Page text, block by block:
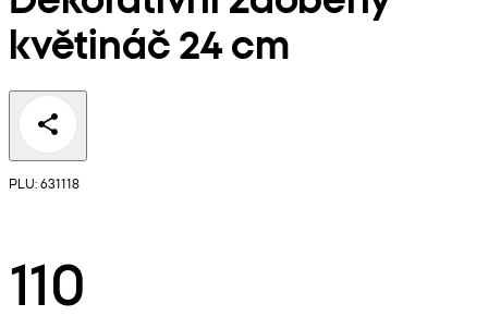
květináč 24 cm
PLU: 631118
110